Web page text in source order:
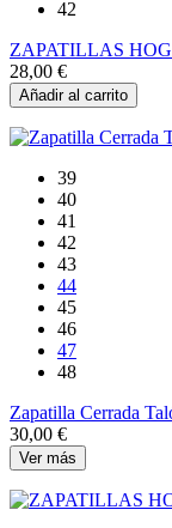
42
ZAPATILLAS
28,00 €
Añadir al carrito
39
40
41
42
43
44
45
46
47
48
Zapatilla Cerrada
30,00 €
Ver más